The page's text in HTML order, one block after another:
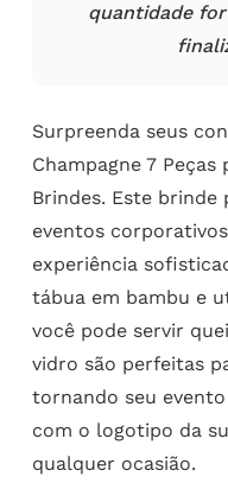
quantidade
Surpreenda seus
Champagne 7
Brindes. Este brinde
eventos
experiência
tábua em bambu e
você pode servir
vidro são perfeitas
tornando seu
com o logotipo da
qualquer ocasião.